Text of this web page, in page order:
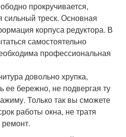
прокручивается,
треск. Основная
корпуса редуктора. В
самостоятельно
профессиональная
довольно хрупка,
ее бережно, не подвергая ту
Только так вы сможете
работы окна, не тратя
ремонт.